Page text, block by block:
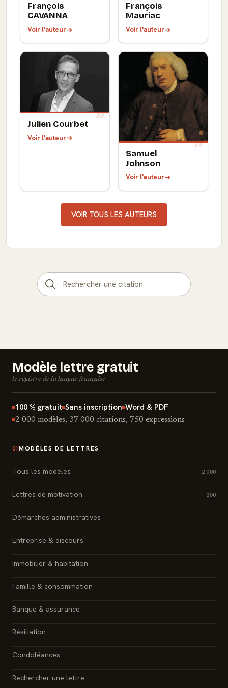
François
CAVANNA
Voir l'auteur
François
Mauriac
Voir l'auteur
Julien Courbet
Voir l'auteur
Samuel
Johnson
Voir l'auteur
VOIR TOUS LES AUTEURS
Modèle lettre gratuit
le registre de la langue française
100 % gratuit Sans inscription Word & PDF
2 000 modèles, 37 000 citations, 750 expressions
01 MODÈLES DE LETTRES
Tous les modèles 2 000
Lettres de motivation 250
Démarches administratives
Entreprise & discours
Immobilier & habitation
Famille & consommation
Banque & assurance
Résiliation
Condoléances
Rechercher une lettre